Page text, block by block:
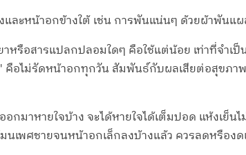
ละหน้าอกข้างใต้ เช่น การพันแน่นๆ ด้วยผ้าพัน
รือสารแปลกปลอมใดๆ คือใช้แต่น้อย เท่าที่จำเ
คือไม่รัดหน้าอกทุกวัน สัมพันธ์กับผลเสียต่อสุขภา
กมาหายใจบ้าง จะได้หายใจได้เต็มปอด แห้งเย็น
เพศชายจนหน้าอกเล็กลงบ้างแล้ว ควรลดหรือง